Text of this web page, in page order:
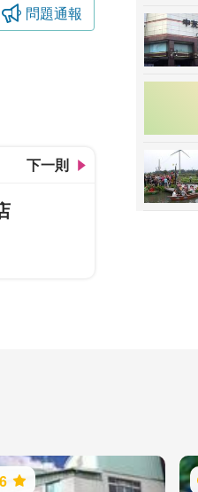
問題通報
下一則